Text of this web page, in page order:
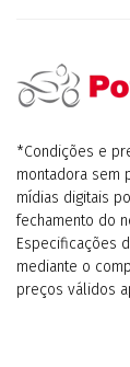
*Condições e
montadora sem
mídias digitais
fechamento do
Especificações
mediante o
preços válidos